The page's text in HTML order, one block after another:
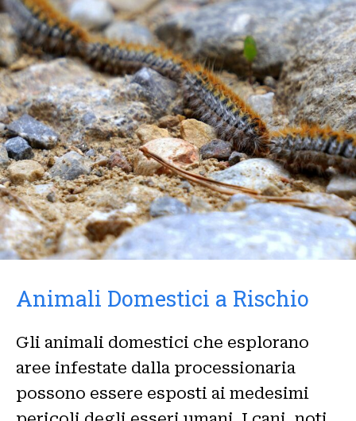
Animali Domestici a Rischio
Gli animali domestici che esplorano
aree infestate dalla processionaria
possono essere esposti ai medesimi